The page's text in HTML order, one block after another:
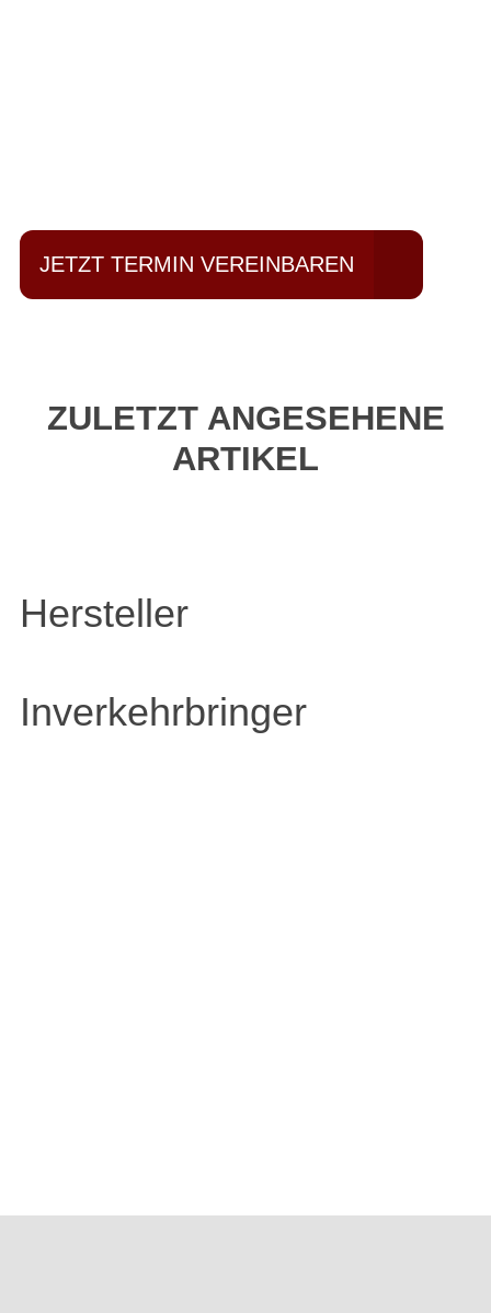
JETZT TERMIN VEREINBAREN
ZULETZT ANGESEHENE
ARTIKEL
Hersteller
Inverkehrbringer